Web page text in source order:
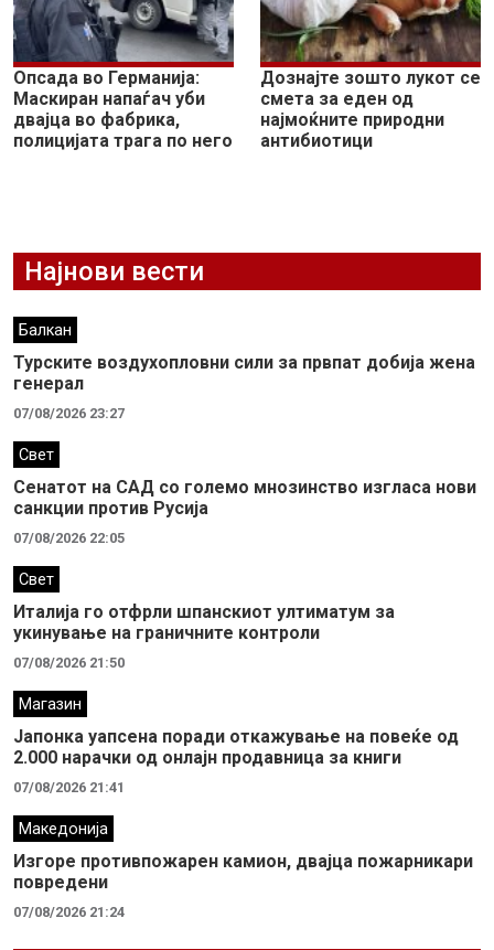
Опсада во Германија:
Маскиран напаѓач уби
двајца во фабрика,
полицијата трага по него
Дознајте зошто лукот се
смета за еден од
најмоќните природни
антибиотици
Најнови вести
Балкан
Турските воздухопловни сили за првпат добија жена
генерал
07/08/2026 23:27
Свет
Сенатот на САД со големо мнозинство изгласа нови
санкции против Русија
07/08/2026 22:05
Свет
Италија го отфрли шпанскиот ултиматум за
укинување на граничните контроли
07/08/2026 21:50
Магазин
Јапонка уапсена поради откажување на повеќе од
2.000 нарачки од онлајн продавница за книги
07/08/2026 21:41
Македонија
Изгоре противпожарен камион, двајца пожарникари
повредени
07/08/2026 21:24